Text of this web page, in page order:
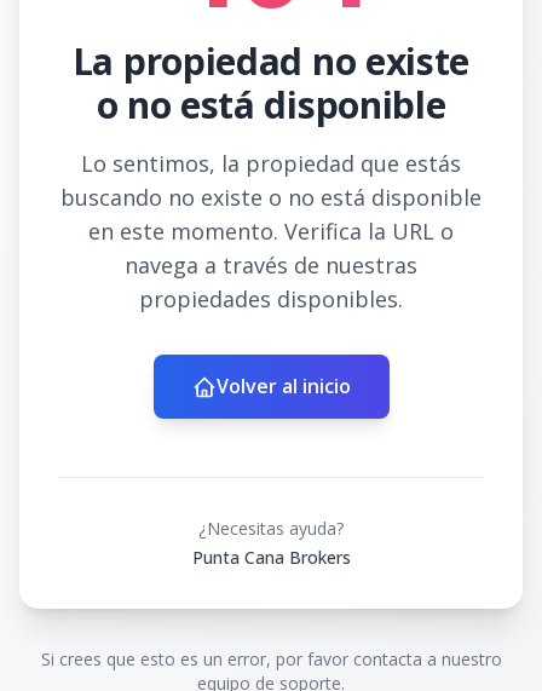
La propiedad no existe
o no está disponible
Lo sentimos, la propiedad que estás
buscando no existe o no está disponible
en este momento. Verifica la URL o
navega a través de nuestras
propiedades disponibles.
Volver al inicio
¿Necesitas ayuda?
Punta Cana Brokers
Si crees que esto es un error, por favor contacta a nuestro
equipo de soporte.